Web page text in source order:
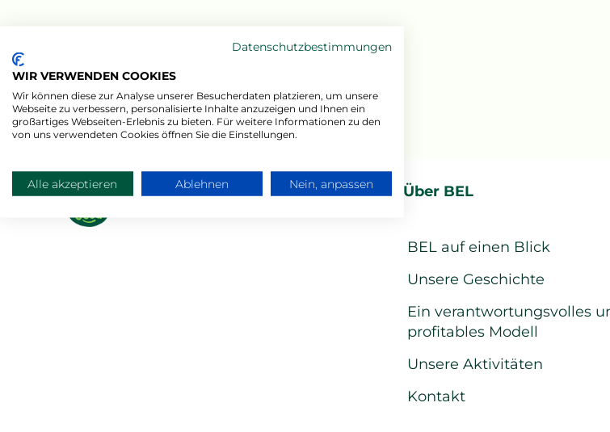
Über BEL
BEL auf einen Blick
Unsere Geschichte
Ein verantwortungsvolles
profitables Modell
Unsere Aktivitäten
Kontakt
Datenschutzbestimmungen
WIR VERWENDEN COOKIES
Wir können diese zur Analyse unserer Besucherdaten platzieren, um unsere
Webseite zu verbessern, personalisierte Inhalte anzuzeigen und Ihnen ein
großartiges Webseiten-Erlebnis zu bieten. Für weitere Informationen zu den
von uns verwendeten Cookies öffnen Sie die Einstellungen.
Alle akzeptieren Ablehnen Nein, anpassen